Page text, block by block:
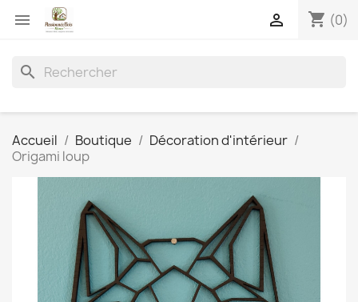
 shopping_cart (0)

search
Accueil Boutique
Décoration d'intérieur
Origami loup